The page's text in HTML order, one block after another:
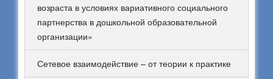
возраста в условиях вариативного социального
партнерства в дошкольной образовательной
организации»
Сетевое взаимодействие – от теории к практике